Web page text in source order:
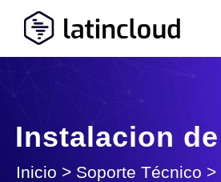
Instalacion
Inicio > Soporte Técnico >